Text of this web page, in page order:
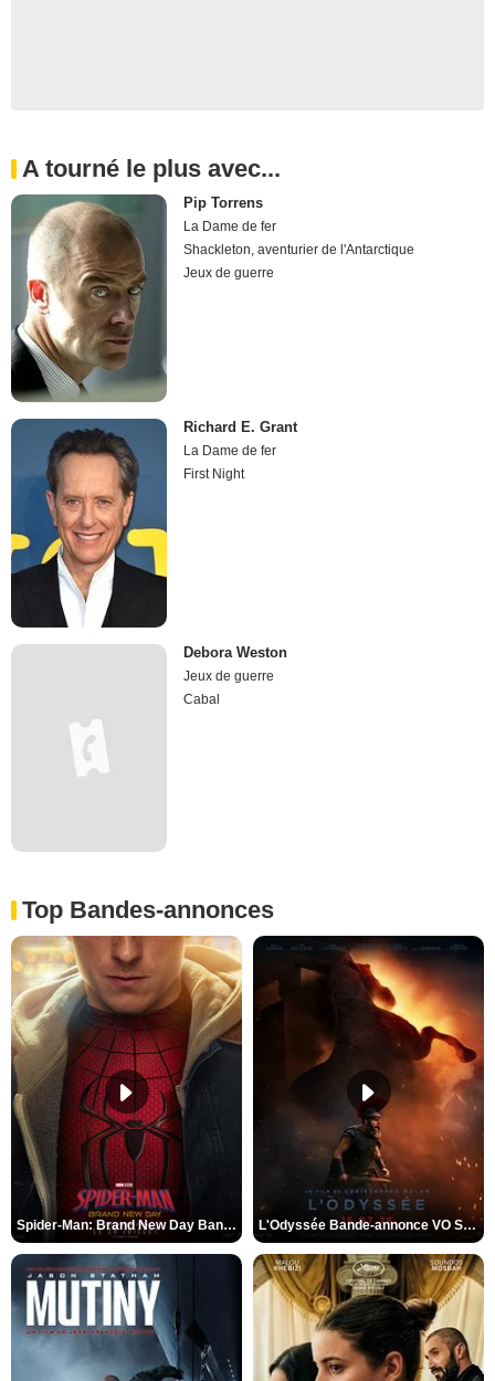
A tourné le plus avec...
Pip Torrens
La Dame de fer
Shackleton, aventurier de l'Antarctique
Jeux de guerre
Richard E. Grant
La Dame de fer
First Night
Debora Weston
Jeux de guerre
Cabal
Top Bandes-annonces
Spider-Man: Brand New Day Bande-annonce VO STFR L'Odyssée Bande-annonce VO STFR